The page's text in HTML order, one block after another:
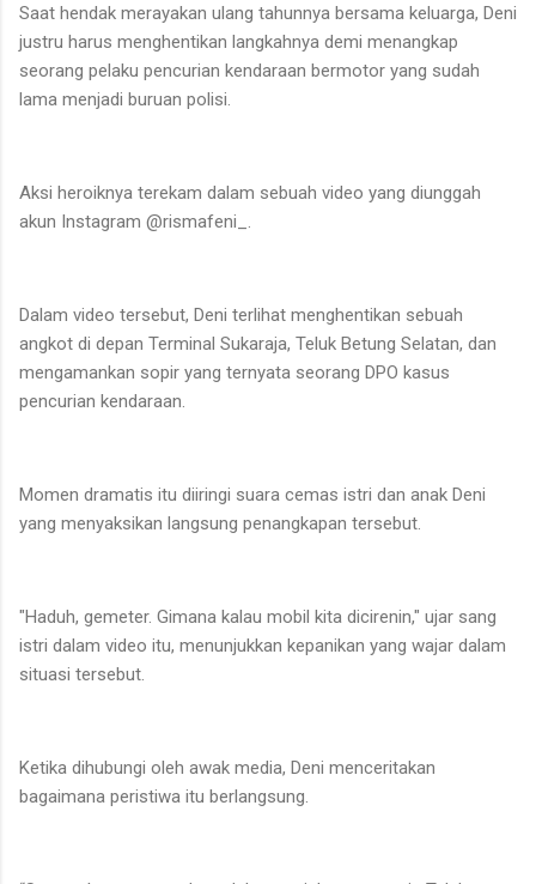
Saat hendak merayakan ulang tahunnya bersama keluarga, Deni
justru harus menghentikan langkahnya demi menangkap
seorang pelaku pencurian kendaraan bermotor yang sudah
lama menjadi buruan polisi.
Aksi heroiknya terekam dalam sebuah video yang diunggah
akun Instagram @rismafeni_.
Dalam video tersebut, Deni terlihat menghentikan sebuah
angkot di depan Terminal Sukaraja, Teluk Betung Selatan, dan
mengamankan sopir yang ternyata seorang DPO kasus
pencurian kendaraan.
Momen dramatis itu diiringi suara cemas istri dan anak Deni
yang menyaksikan langsung penangkapan tersebut.
"Haduh, gemeter. Gimana kalau mobil kita dicirenin," ujar sang
istri dalam video itu, menunjukkan kepanikan yang wajar dalam
situasi tersebut.
Ketika dihubungi oleh awak media, Deni menceritakan
bagaimana peristiwa itu berlangsung.